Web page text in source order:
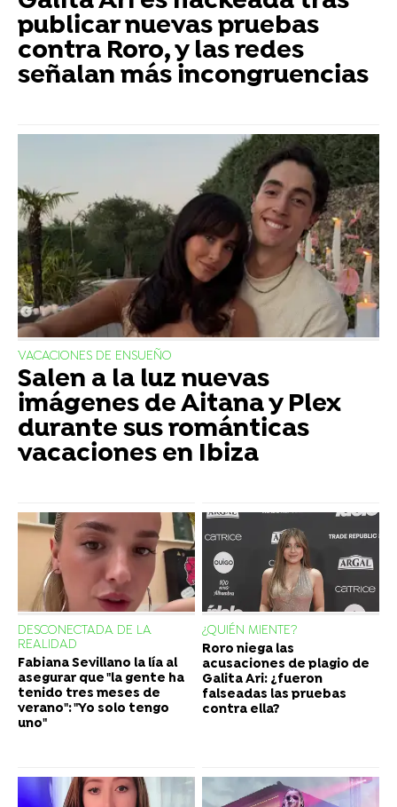
publicar nuevas pruebas
contra Roro, y las redes
señalan más incongruencias
VACACIONES DE ENSUEÑO
Salen a la luz nuevas
imágenes de Aitana y Plex
durante sus románticas
vacaciones en Ibiza
DESCONECTADA DE LA
REALIDAD
Fabiana Sevillano la lía al
asegurar que "la gente ha
tenido tres meses de
verano": "Yo solo tengo
uno"
¿QUIÉN MIENTE?
Roro niega las
acusaciones de plagio de
Galita Ari: ¿fueron
falseadas las pruebas
contra ella?